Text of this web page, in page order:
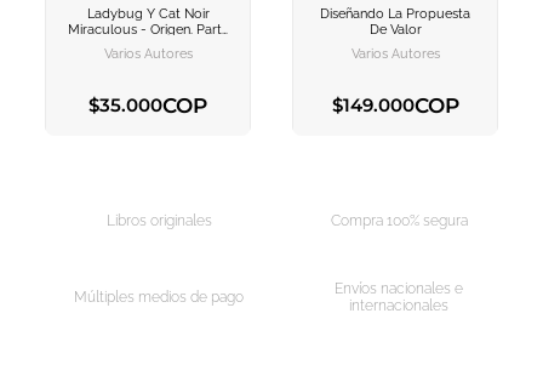
AGREGAR AL
Ladybug Y Cat Noir
Miraculous - Origen. Parte
1
Varios Autores
$35.000COP
AGREGAR AL
Diseñando La Propuesta
De Valor
Varios Autores
$149.000COP
Libros originales Compra 100% segura
Múltiples medios de pago
Envíos nacionales e
internacionales